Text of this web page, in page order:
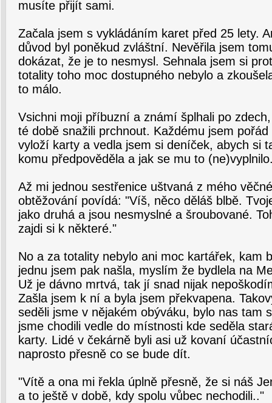
musíte přijít sami.
Začala jsem s vykládáním karet před 25 lety.
důvod byl poněkud zvláštní. Nevěřila jsem
dokázat, že je to nesmysl. Sehnala jsem si
totality toho moc dostupného nebylo a
to málo.
Vsichni moji příbuzní a známí šplhali po
té době snažili prchnout. Každému jsem
vyloží karty a vedla jsem si deníček, abych si
komu předpověděla a jak se mu to
Až mi jednou sestřenice uštvaná z mého
obtěžování povídá: "Víš, něco děláš blbě.
jako druhá a jsou nesmyslné a šroubované.
zajdi si k některé."
No a za totality nebylo ani moc kartářek, kam
jednu jsem pak našla, myslím že bydlela na
Už je dávno mrtvá, tak jí snad nijak
Zašla jsem k ní a byla jsem překvapena.
seděli jsme v nějakém obýváku, bylo nas tam
jsme chodili vedle do místnosti kde seděla
karty. Lidé v čekárně byli asi už kovaní
naprosto přesně co se bude dít.
"Vítě a ona mi řekla úplně přesně, že si náš
a to ještě v době, kdy spolu vůbec nechodili.."